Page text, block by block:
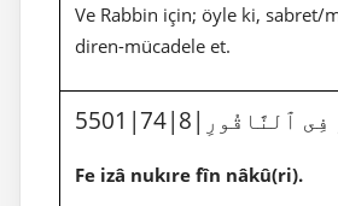
Ve Rabbin için; öyle ki, sabret/
diren-mücadele et.
نُقِرَ فِى ٱلنَّاقُورِ
Fe izâ nukıre fîn nâkû(ri).